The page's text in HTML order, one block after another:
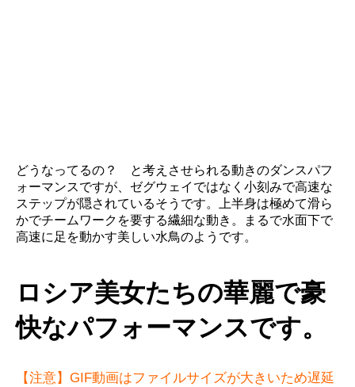
どうなってるの？ と考えさせられる動きのダンスパフ
ォーマンスですが、ゼグウェイではなく小刻みで高速な
ステップが隠されているそうです。上半身は極めて滑ら
かでチームワークを要する繊細な動き。まるで水面下で
高速に足を動かす美しい水鳥のようです。
ロシア美女たちの華麗で豪
快なパフォーマンスです。
【注意】GIF動画はファイルサイズが大きいため遅延